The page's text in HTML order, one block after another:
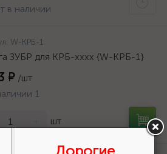
в наличии
W-КРБ-1
ЗУБР для КРБ-хххх {W-КРБ-1}
₽ /шт
1
шт